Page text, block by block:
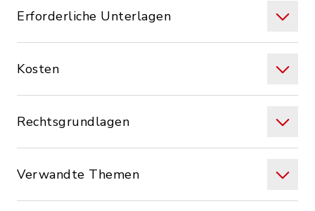
Erforderliche Unterlagen
Kosten
Rechtsgrundlagen
Verwandte Themen